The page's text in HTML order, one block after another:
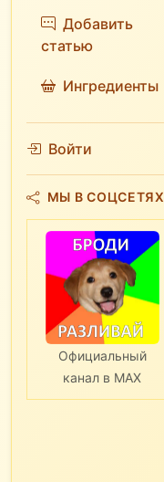
Добавить
статью
Ингредиенты
Войти
МЫ В СОЦСЕТЯХ
Официальный
канал в MAX